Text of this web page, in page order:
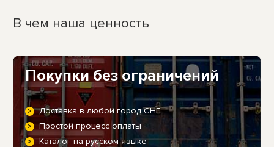
В чем наша ценность
Покупки без ограничений
Доставка в любой город СНГ
Простой процесс оплаты
Каталог на русском языке